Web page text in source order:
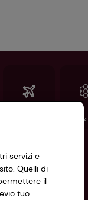
servizi e
Quelli di
il
tuo